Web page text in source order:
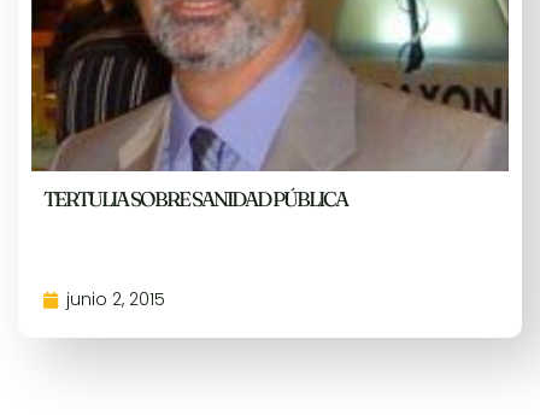
TERTULIA SOBRE SANIDAD PÚBLICA
junio 2, 2015